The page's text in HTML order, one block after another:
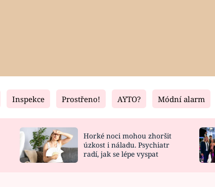
Fresh
NOVINKY
VIDEORECEPTY
Living
ZAHRADA
DESIGN
Inspekce Prostřeno! AYTO? Módní alarm
Horké noci mohou zhoršit
úzkost i náladu. Psychiatr
radí, jak se lépe vyspat